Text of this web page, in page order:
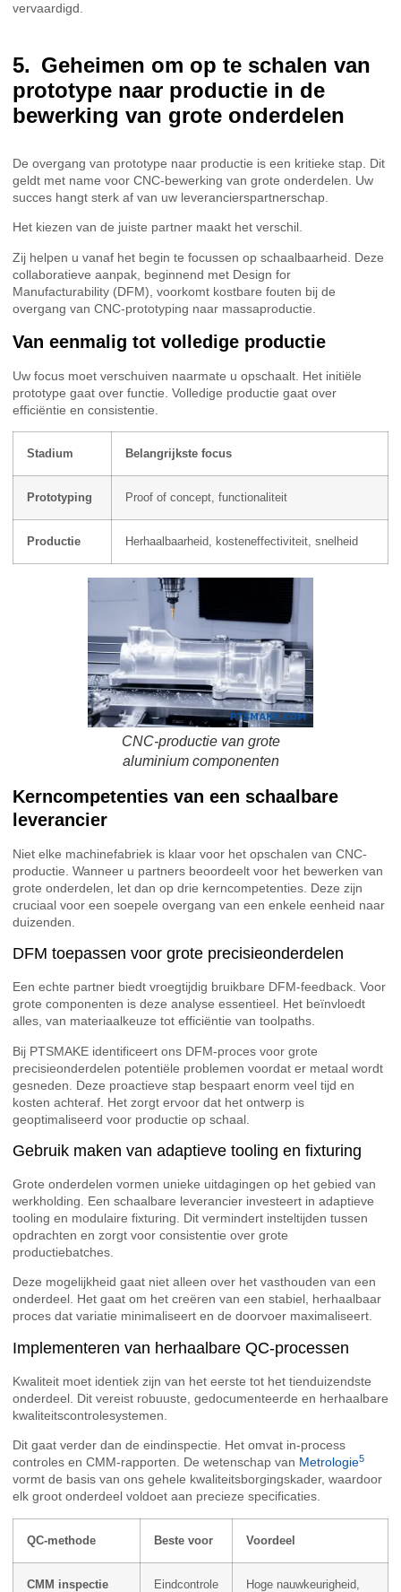
vervaardigd.
Geheimen om op te schalen van
prototype naar productie in de
bewerking van grote onderdelen
De overgang van prototype naar productie is een kritieke stap. Dit
geldt met name voor CNC-bewerking van grote onderdelen. Uw
succes hangt sterk af van uw leverancierspartnerschap.
Het kiezen van de juiste partner maakt het verschil.
Zij helpen u vanaf het begin te focussen op schaalbaarheid. Deze
collaboratieve aanpak, beginnend met Design for
Manufacturability (DFM), voorkomt kostbare fouten bij de
overgang van CNC-prototyping naar massaproductie.
Van eenmalig tot volledige productie
Uw focus moet verschuiven naarmate u opschaalt. Het initiële
prototype gaat over functie. Volledige productie gaat over
efficiëntie en consistentie.
Stadium Belangrijkste focus
Prototyping Proof of concept, functionaliteit
Productie Herhaalbaarheid, kosteneffectiviteit, snelheid
CNC-productie van grote
aluminium componenten
Kerncompetenties van een schaalbare
leverancier
Niet elke machinefabriek is klaar voor het opschalen van CNC-
productie. Wanneer u partners beoordeelt voor het bewerken van
grote onderdelen, let dan op drie kerncompetenties. Deze zijn
cruciaal voor een soepele overgang van een enkele eenheid naar
duizenden.
DFM toepassen voor grote precisieonderdelen
Een echte partner biedt vroegtijdig bruikbare DFM-feedback. Voor
grote componenten is deze analyse essentieel. Het beïnvloedt
alles, van materiaalkeuze tot efficiëntie van toolpaths.
Bij PTSMAKE identificeert ons DFM-proces voor grote
precisieonderdelen potentiële problemen voordat er metaal wordt
gesneden. Deze proactieve stap bespaart enorm veel tijd en
kosten achteraf. Het zorgt ervoor dat het ontwerp is
geoptimaliseerd voor productie op schaal.
Gebruik maken van adaptieve tooling en fixturing
Grote onderdelen vormen unieke uitdagingen op het gebied van
werkholding. Een schaalbare leverancier investeert in adaptieve
tooling en modulaire fixturing. Dit vermindert insteltijden tussen
opdrachten en zorgt voor consistentie over grote
productiebatches.
Deze mogelijkheid gaat niet alleen over het vasthouden van een
onderdeel. Het gaat om het creëren van een stabiel, herhaalbaar
proces dat variatie minimaliseert en de doorvoer maximaliseert.
Implementeren van herhaalbare QC-processen
Kwaliteit moet identiek zijn van het eerste tot het tienduizendste
onderdeel. Dit vereist robuuste, gedocumenteerde en herhaalbare
kwaliteitscontrolesystemen.
Dit gaat verder dan de eindinspectie. Het omvat in-process
controles en CMM-rapporten. De wetenschap van Metrologie5
vormt de basis van ons gehele kwaliteitsborgingskader, waardoor
elk groot onderdeel voldoet aan precieze specificaties.
QC-methode Beste voor Voordeel
CMM inspectie Eindcontrole
Hoge nauwkeurigheid,